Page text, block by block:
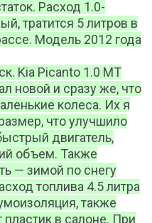
Расход 1.0-
тратится 5 литров в
Модель 2012 года
Kia Picanto 1.0 МТ
новой и сразу же, что
колеса. Их я
что улучшило
двигатель,
объем. Также
— зимой по снегу
топлива 4.5 литра
также
пластик в салоне. При